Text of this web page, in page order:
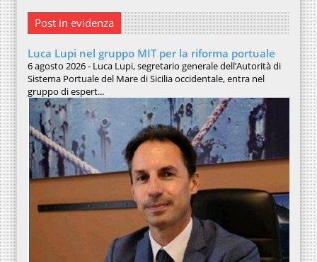
Post in evidenza
Luca Lupi nel gruppo MIT per la riforma portuale
6 agosto 2026 - Luca Lupi, segretario generale dell’Autorità di
Sistema Portuale del Mare di Sicilia occidentale, entra nel
gruppo di espert...